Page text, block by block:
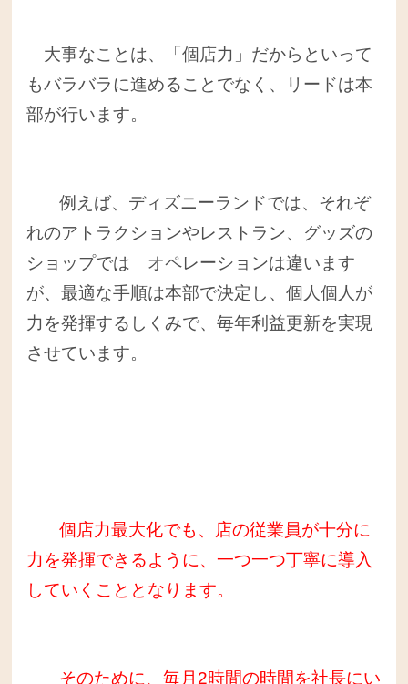
大事なことは、「個店力」だからといって
もバラバラに進めることでなく、リードは本
部が行います。
例えば、ディズニーランドでは、それぞ
れのアトラクションやレストラン、グッズの
ショップでは オペレーションは違います
が、最適な手順は本部で決定し、個人個人が
力を発揮するしくみで、毎年利益更新を実現
させています。
個店力最大化でも、店の従業員が十分に
力を発揮できるように、一つ一つ丁寧に導入
していくこととなります。
そのために、毎月2時間の時間を社長にい